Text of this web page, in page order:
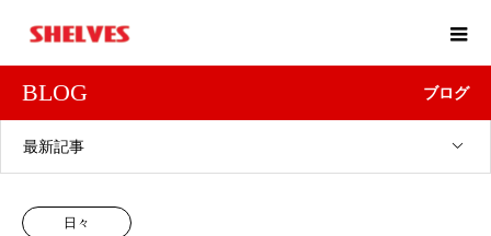
BLOG ブログ
最新記事
日々